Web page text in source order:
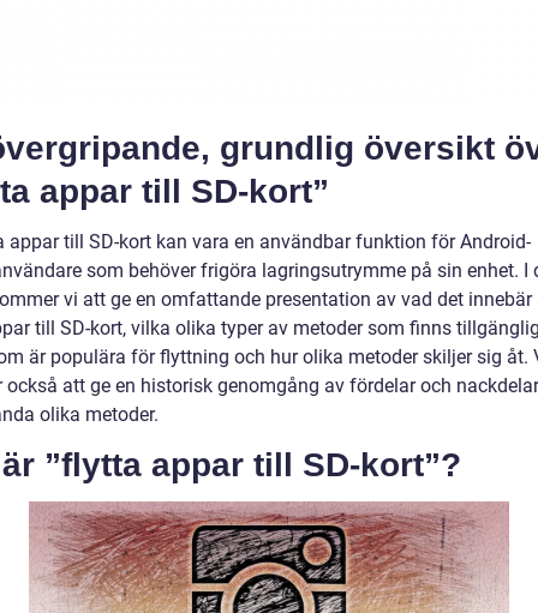
grundlig översikt
appar till SD-kort”
appar till SD-kort kan vara en användbar funktion för Android-
som behöver frigöra lagringsutrymme på sin enhet. I
vi att ge en omfattande presentation av vad det innebär
till SD-kort, vilka olika typer av metoder som finns
är populära för flyttning och hur olika metoder skiljer sig åt.
också att ge en historisk genomgång av fördelar och
olika metoder.
”flytta appar till SD-kort”?